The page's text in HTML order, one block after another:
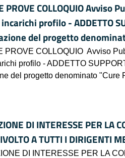
PROVE COLLOQUIO
profilo - ADDETTO
del progetto
PROVE COLLOQUIO Avviso
profilo - ADDETTO
del progetto denominato "Cure
DI INTERESSE PER LA
A TUTTI I DIRIGENTI
DI INTERESSE PER LA